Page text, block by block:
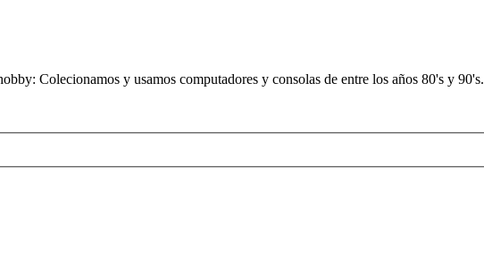
Colecionamos y usamos computadores y consolas de entre los años 80's y 90's.